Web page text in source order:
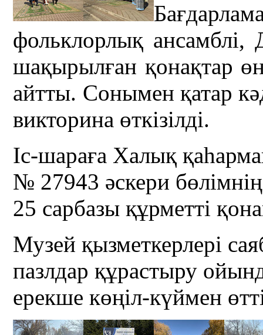
фольклорлық ансамблі,
шақырылған қонақтар
айтты. Сонымен қатар
викторина өткізілді.
Іс-шараға Халық
№ 27943 әскери бөлімнің
25 сарбазы құрметті
Музей қызметкерлері
пазлдар құрастыру
ерекше көңіл-күймен